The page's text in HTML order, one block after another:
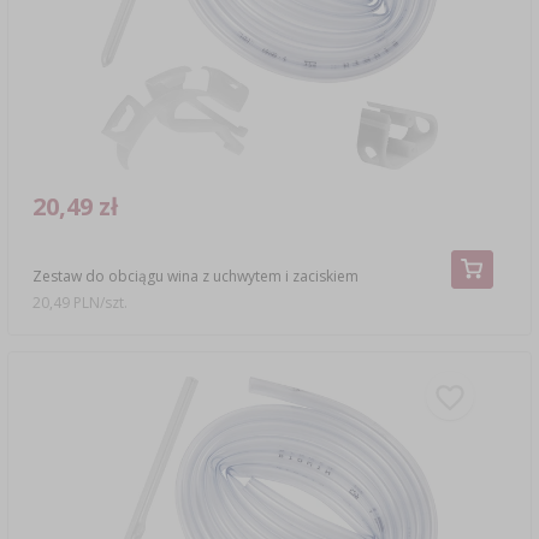
Zestaw do obciągu wina z uchwytem i zaciskiem
20,49 zł
20,49 PLN/szt.